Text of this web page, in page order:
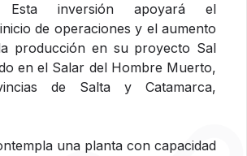
Esta inversión apoyará el
de operaciones y el aumento
producción en su proyecto Sal
en el Salar del Hombre Muerto,
de Salta y Catamarca,
una planta con capacidad